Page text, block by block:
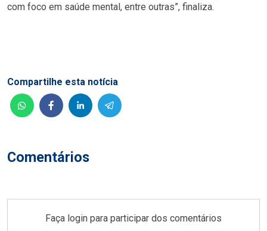
com foco em saúde mental, entre outras”, finaliza.
Comentários
Compartilhe esta notícia
Faça login para participar dos comentários